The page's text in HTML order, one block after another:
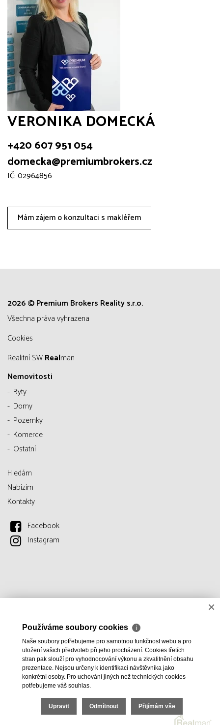
VERONIKA DOMECKÁ
+420 607 951 054
domecka@premiumbrokers.cz
IČ: 02964856
Mám zájem o konzultaci s makléřem
2026 © Premium Brokers Reality s.r.o.
všechna práva vyhrazena
Cookies
Realitní SWRealman
Nemovitosti
Byty
Domy
Pozemky
Komerce
Ostatní
Hledám
Nabízím
Kontakty
Facebook
Instagram
×
Používáme soubory cookies ℹ
Naše soubory potřebujeme pro samotnou funkčnost webu a pro
uložení vašich předvoleb při jeho procházení. Cookies třetích
stran pak slouží pro vyhodnocování výkonu a zkvalitnění obsahu
prezentace. Nejsou určeny k identifikaci návštěvníka jako
konkrétní osoby. Pro uchování jiných než technických cookies
potřebujeme váš souhlas.
Upravit Odmítnout Přijímám vše